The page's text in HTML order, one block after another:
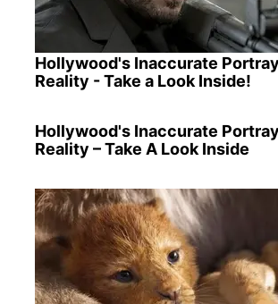
Hollywood's Inaccurate
Reality - Take a Look Inside!
Hollywood's Inaccurate
Reality – Take A Look Inside